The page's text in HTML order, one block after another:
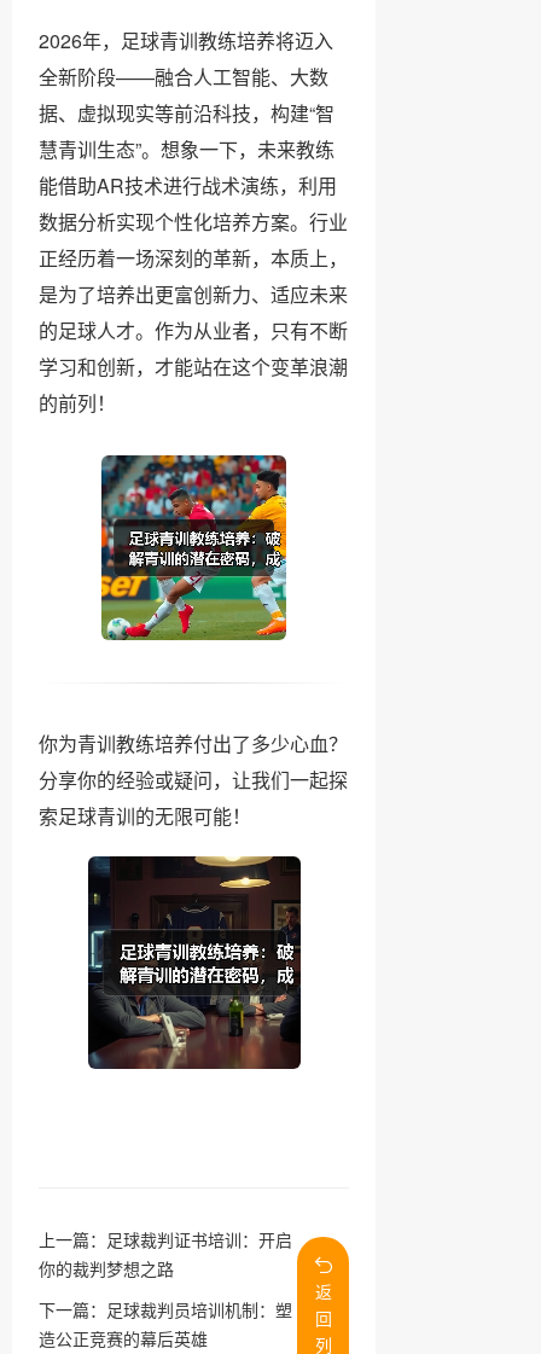
2026年，足球青训教练培养将迈入
全新阶段——融合人工智能、大数
据、虚拟现实等前沿科技，构建“智
慧青训生态”。想象一下，未来教练
能借助AR技术进行战术演练，利用
数据分析实现个性化培养方案。行业
正经历着一场深刻的革新，本质上，
是为了培养出更富创新力、适应未来
的足球人才。作为从业者，只有不断
学习和创新，才能站在这个变革浪潮
的前列！
你为青训教练培养付出了多少心血？
分享你的经验或疑问，让我们一起探
索足球青训的无限可能！
上一篇： 足球裁判证书培训：开启
你的裁判梦想之路
下一篇： 足球裁判员培训机制：塑
造公正竞赛的幕后英雄
返
回
列